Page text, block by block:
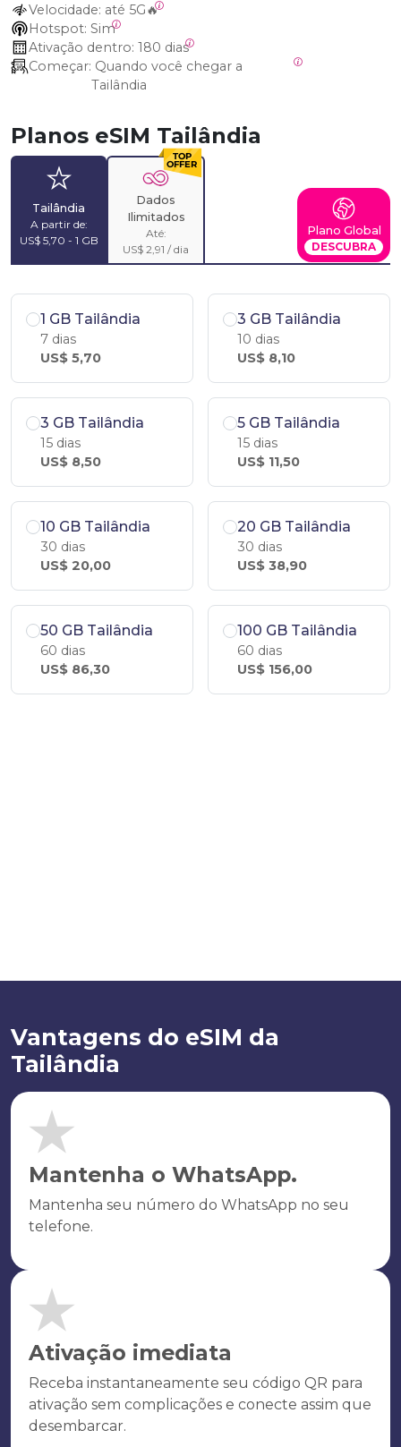
Velocidade: até 5G🔥
Hotspot: Sim
Ativação dentro: 180 dias
Começar:
Tailândia
Planos eSIM Tailândia
Tailândia
A partir de:
US$ 5,70 - 1 GB
Dados
Ilimitados
Até:
US$ 2,91 / dia
Plano Global
DESCUBRA
1 GB Tailândia
7 dias
US$ 5,70
3 GB Tailândia
10 dias
US$ 8,10
3 GB Tailândia
15 dias
US$ 8,50
5 GB Tailândia
15 dias
US$ 11,50
10 GB Tailândia
30 dias
US$ 20,00
20 GB Tailândia
30 dias
US$ 38,90
50 GB Tailândia
60 dias
US$ 86,30
100 GB Tailândia
60 dias
US$ 156,00
Vantagens do eSIM da
Tailândia
Mantenha o WhatsApp.
Mantenha seu número do WhatsApp no seu
telefone.
Ativação imediata
Receba instantaneamente seu código QR para
ativação sem complicações e conecte assim que
desembarcar.